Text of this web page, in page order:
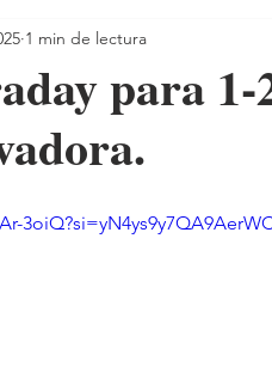
para 1-
1 min de lectura